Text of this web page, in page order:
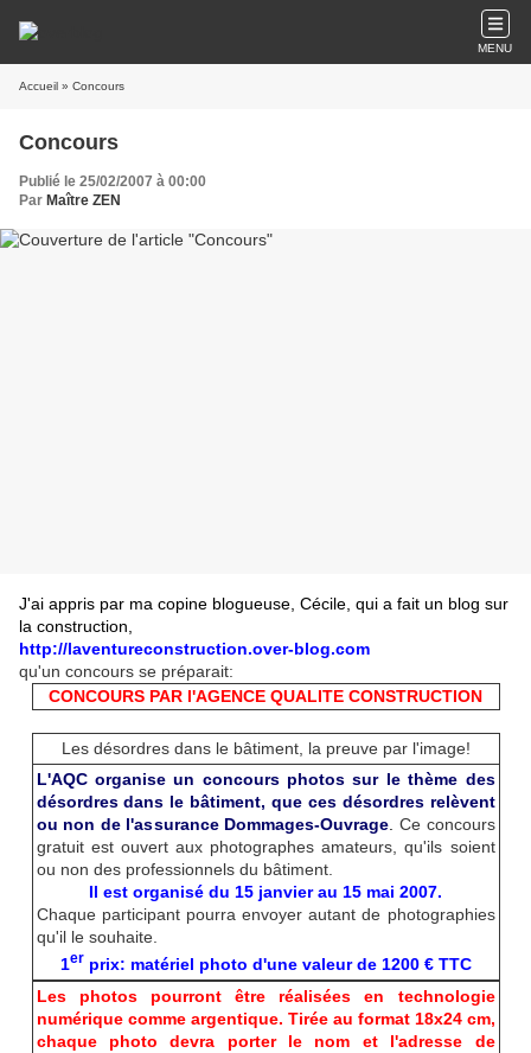
MENU
Accueil » Concours
Concours
Publié le 25/02/2007 à 00:00
Par Maître ZEN
J'ai appris par ma copine blogueuse, Cécile, qui a fait un blog sur
la construction,
http://laventureconstruction.over-blog.com
qu'un concours se préparait:
CONCOURS PAR l'AGENCE QUALITE CONSTRUCTION
Les désordres dans le bâtiment, la preuve par l'image!
L'AQC organise un concours photos sur le thème des
désordres dans le bâtiment, que ces désordres relèvent
ou non de l'assurance Dommages-Ouvrage Ce concours
gratuit est ouvert aux photographes amateurs, qu'ils soient
ou non des professionnels du bâtiment.
Il est organisé du 15 janvier au 15 mai 2007.
Chaque participant pourra envoyer autant de photographies
qu'il le souhaite.
1er prix: matériel photo d'une valeur de 1200 € TTC
Les photos pourront être réalisées en technologie
numérique comme argentique. Tirée au format 18x24 cm,
chaque photo devra porter le nom et l'adresse de